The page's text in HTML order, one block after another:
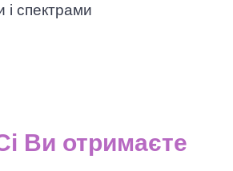
і спектрами
Ви отримаєте